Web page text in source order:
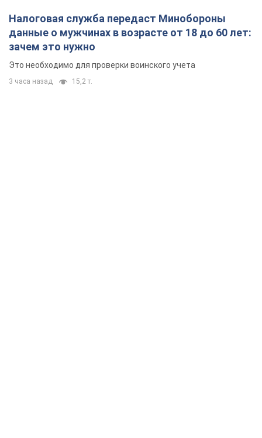
Налоговая служба передаст Минобороны
данные о мужчинах в возрасте от 18 до 60 лет:
зачем это нужно
Это необходимо для проверки воинского учета
3 часа назад 15,2 т.